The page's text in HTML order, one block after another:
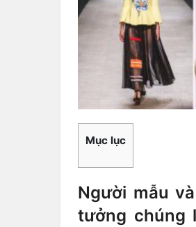
Mục lục
Người mẫu
tưởng chúng